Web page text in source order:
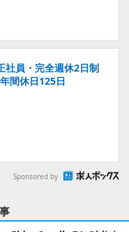
社員・完全週休2日制
間休日125日
Sponsored by